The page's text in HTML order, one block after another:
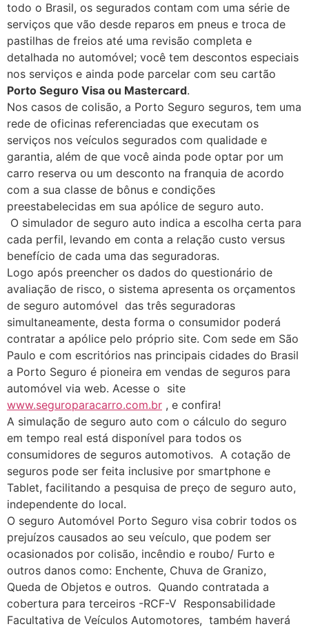
todo o Brasil, os segurados contam com uma série de
serviços que vão desde reparos em pneus e troca de
pastilhas de freios até uma revisão completa e
detalhada no automóvel; você tem descontos especiais
nos serviços e ainda pode parcelar com seu cartão
Porto Seguro Visa ou Mastercard.
Nos casos de colisão, a Porto Seguro seguros, tem uma
rede de oficinas referenciadas que executam os
serviços nos veículos segurados com qualidade e
garantia, além de que você ainda pode optar por um
carro reserva ou um desconto na franquia de acordo
com a sua classe de bônus e condições
preestabelecidas em sua apólice de seguro auto.
O simulador de seguro auto indica a escolha certa para
cada perfil, levando em conta a relação custo versus
benefício de cada uma das seguradoras.
Logo após preencher os dados do questionário de
avaliação de risco, o sistema apresenta os orçamentos
de seguro automóvel das três seguradoras
simultaneamente, desta forma o consumidor poderá
contratar a apólice pelo próprio site. Com sede em São
Paulo e com escritórios nas principais cidades do Brasil
a Porto Seguro é pioneira em vendas de seguros para
automóvel via web. Acesse o site
www.seguroparacarro.com.br , e confira!
A simulação de seguro auto com o cálculo do seguro
em tempo real está disponível para todos os
consumidores de seguros automotivos. A cotação de
seguros pode ser feita inclusive por smartphone e
Tablet, facilitando a pesquisa de preço de seguro auto,
independente do local.
O seguro Automóvel Porto Seguro visa cobrir todos os
prejuízos causados ao seu veículo, que podem ser
ocasionados por colisão, incêndio e roubo/ Furto e
outros danos como: Enchente, Chuva de Granizo,
Queda de Objetos e outros. Quando contratada a
cobertura para terceiros -RCF-V Responsabilidade
Facultativa de Veículos Automotores, também haverá